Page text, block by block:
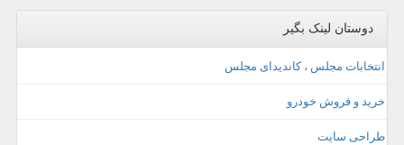
دوستان لینک بگیر
انتخابات مجلس ، کاندیدای مجلس
خرید و فروش خودرو
طراحی سایت